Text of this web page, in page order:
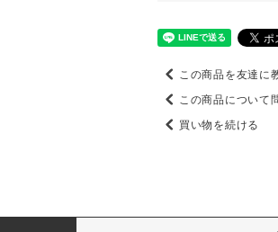
この商品を友達に
この商品について
買い物を続ける